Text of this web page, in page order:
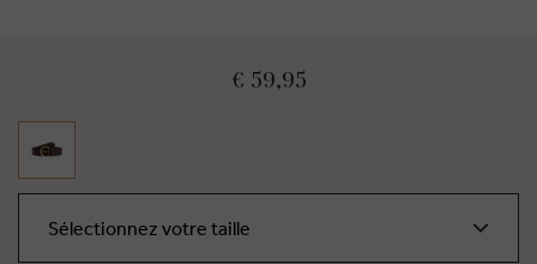
€ 59,95
Sélectionnez votre taille